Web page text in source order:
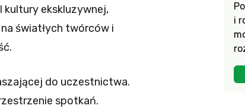
kultury ekskluzywnej,
światłych twórców i
do uczestnictwa.
spotkań.
i